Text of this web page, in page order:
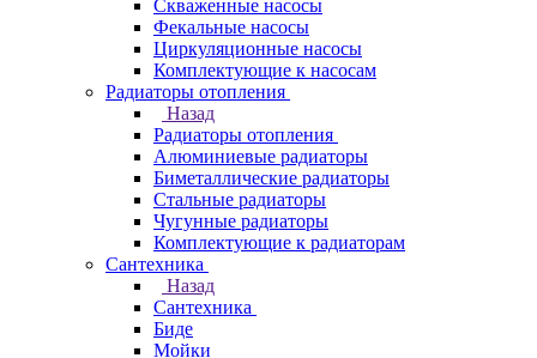
Скваженные насосы
Фекальные насосы
Циркуляционные насосы
Комплектующие к насосам
Радиаторы отопления
Назад
Радиаторы отопления
Алюминиевые радиаторы
Биметаллические радиаторы
Стальные радиаторы
Чугунные радиаторы
Комплектующие к радиаторам
Сантехника
Назад
Сантехника
Биде
Мойки